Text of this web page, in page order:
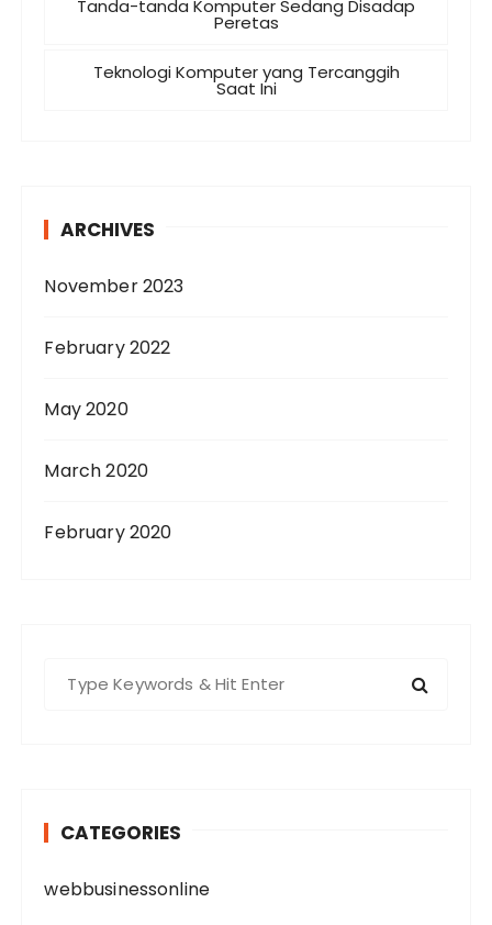
Tanda-tanda Komputer Sedang Disadap
Peretas
Teknologi Komputer yang Tercanggih
Saat Ini
ARCHIVES
November 2023
February 2022
May 2020
March 2020
February 2020
r
CATEGORIES
webbusinessonline